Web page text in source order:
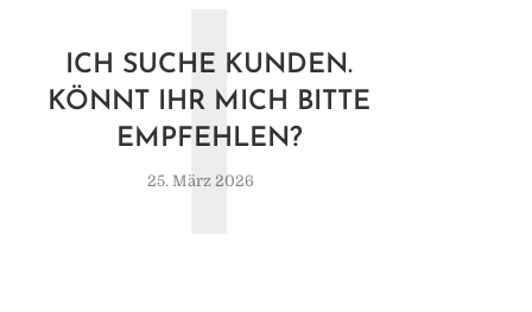
ICH SUCHE KUNDEN.
KÖNNT IHR MICH BITTE
EMPFEHLEN?
25. März 2026
I